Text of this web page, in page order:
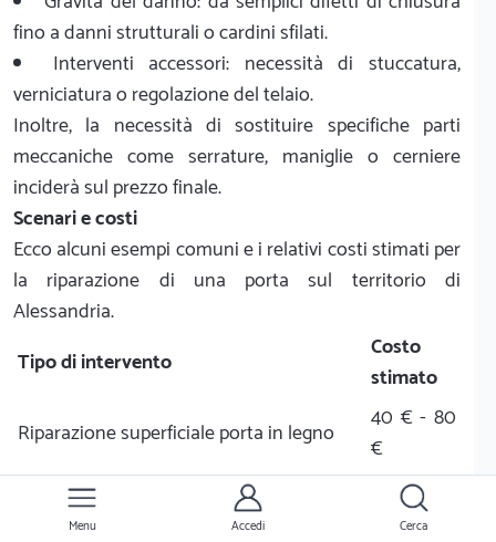
fino a danni strutturali o cardini sfilati.
Interventi accessori: necessità di stuccatura,
verniciatura o regolazione del telaio.
Inoltre, la necessità di sostituire specifiche parti
meccaniche come serrature, maniglie o cerniere
inciderà sul prezzo finale.
Scenari e costi
Ecco alcuni esempi comuni e i relativi costi stimati per
la riparazione di una porta sul territorio di
Alessandria.
Tipo di intervento
Costo
stimato
Riparazione superficiale porta in legno
40 € - 80
€
Manutenzione e ripristino porta in legno
80 € - 120
Menu Accedi Cerca